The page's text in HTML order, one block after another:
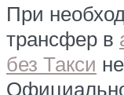
При
трансфер в
без Такси